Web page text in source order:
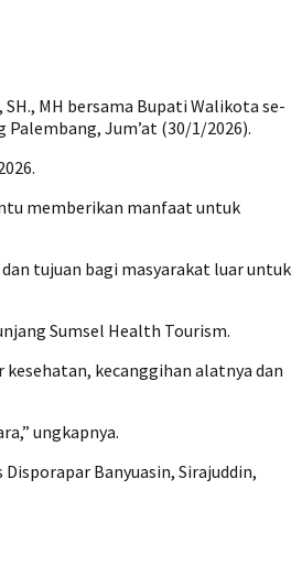
MH bersama Bupati Walikota se-
Jum’at (30/1/2026).
memberikan manfaat untuk
tujuan bagi masyarakat luar untuk
Sumsel Health Tourism.
kecanggihan alatnya dan
ungkapnya.
Banyuasin, Sirajuddin,